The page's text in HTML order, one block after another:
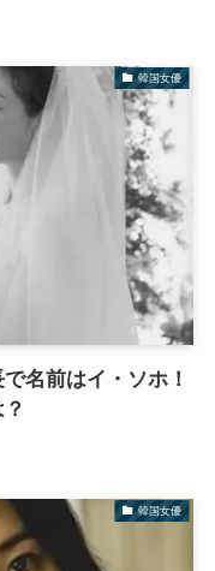
韓国女優
名前はイ・ソホ！
韓国女優